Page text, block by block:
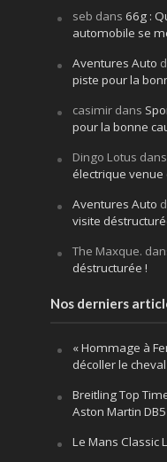
seb dans 66g :
automobile se
Aventures Auto
piste pour la
casimirdans
pour la bonne
Dingo Lotus dans
électrique venue
Aventures Auto
visite
The Maxque.
déstructurée !
Nos derniers
« Hommage à
décoller le
Breitling Top
Aston Martin DB5
Le Mans Classic